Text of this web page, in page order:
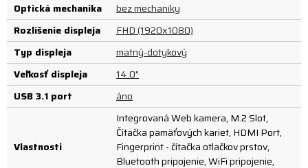
Optická mechanika
bez mechaniky
Rozlíšenie displeja
FHD (1920x1080)
Typ displeja
matný-dotykový
Veľkosť displeja
14.0"
USB 3.1 port
áno
Vlastnosti
Integrovaná Web kamera, M.2 Slot,
Čítačka pamäťových kariet, HDMI Port,
Fingerprint - čítačka otlačkov prstov,
Bluetooth pripojenie, WiFi pripojenie,